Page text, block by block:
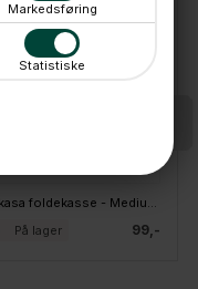
Markedsføring
Statistiske
Aykasa foldekasse - Medium - Almond Green
99,-
På lager